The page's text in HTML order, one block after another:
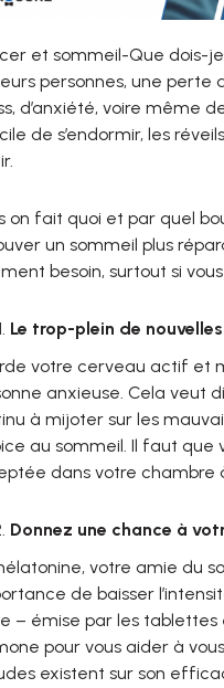
et sommeil-Que dois-
personnes, une perte
d’anxiété, voire même
de s’endormir, les
on fait quoi et par quel
un sommeil plus
besoin, surtout si
Le trop-plein de
votre cerveau actif et
anxieuse. Cela veut
à mijoter sur les
au sommeil. Il faut
dans votre chambre
Donnez une chance à
votre amie du
de baisser
– émise par les
pour vous aider à
existent sur son